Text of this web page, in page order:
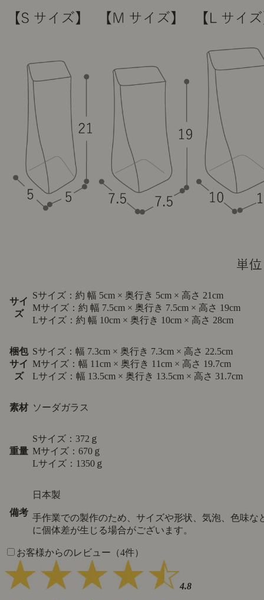
サイ
ズ
Sサイズ：約 幅 5cm × 奥行き 5cm × 高さ 21cm
Mサイズ：約 幅 7.5cm × 奥行き 7.5cm × 高さ 19cm
Lサイズ：約 幅 10cm × 奥行き 10cm × 高さ 28cm
梱包
サイ
ズ
Sサイズ：幅 7.3cm × 奥行き 7.3cm × 高さ 22.5cm
Mサイズ：幅 11cm × 奥行き 11cm × 高さ 19.7cm
Lサイズ：幅 13.5cm × 奥行き 13.5cm × 高さ 31.7cm
素材 ソーダガラス
重量
Sサイズ：372ｇ
Mサイズ：670ｇ
Lサイズ：1350ｇ
備考
日本製
手作業での製作のため、サイズや形状、気泡、色味な
に個体差が生じる場合がございます。
お客様からのレビュー（4件）
4.8